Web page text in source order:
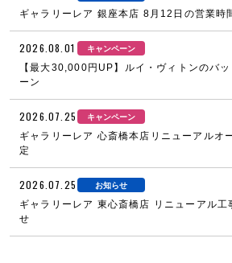
ギャラリーレア 銀座本店 8月12日の営業時
2026.08.01 キャンペーン
【最大30,000円UP】ルイ・ヴィトンのバ
ーン
2026.07.25 キャンペーン
ギャラリーレア 心斎橋本店リニューアルオ
定
2026.07.25 お知らせ
ギャラリーレア 東心斎橋店 リニューアル工
せ